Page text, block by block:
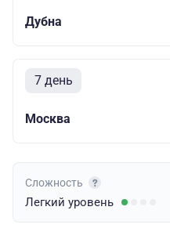
Дубна
7 день
Москва
Сложность
Легкий уровень